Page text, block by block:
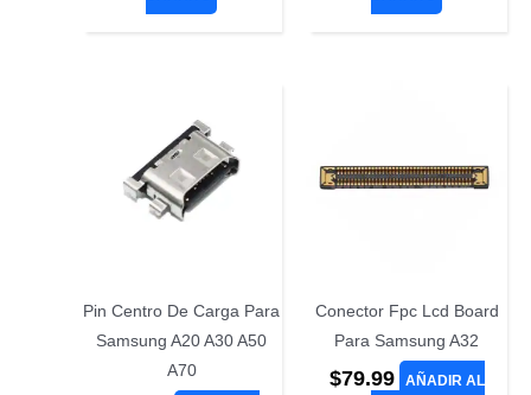
Pin Centro De Carga Para
Samsung A20 A30 A50
A70
Conector Fpc Lcd Board
Para Samsung A32
$79.99
AÑADIR AL